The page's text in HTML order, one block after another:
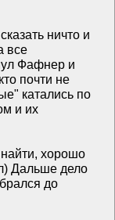
ничто и
все
Фафнер и
почти не
катались по
и их
хорошо
Дальше дело
до